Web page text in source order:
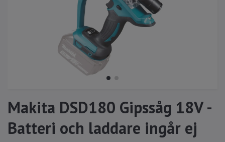
Makita DSD180 Gipssåg 18V -
Batteri och laddare ingår ej